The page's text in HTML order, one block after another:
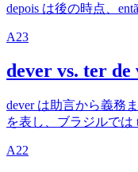
depois は後の時点、
A23
dever vs. ter de
dever は助言から義務
を表し、ブラジルでは
A22